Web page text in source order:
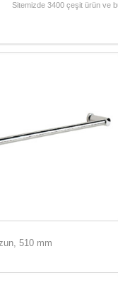
Sitemizde 3400 çeşit ürün ve
510 mm